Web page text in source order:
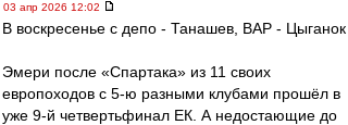
03 апр 2026 12:02
В воскресенье с депо - Танашев, ВАР - Цыганок
Эмери после «Спартака» из 11 своих
европоходов с 5-ю разными клубами прошёл в
уже 9-й четвертьфинал ЕК. А недостающие до